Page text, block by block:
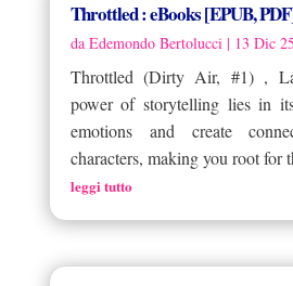
Throttled : eBooks [EPUB,
da Edemondo Bertolucci | 13 Dic 25
Throttled (Dirty Air, #1) ,
power of storytelling lies in
emotions and create
characters, making you root for
leggi tutto